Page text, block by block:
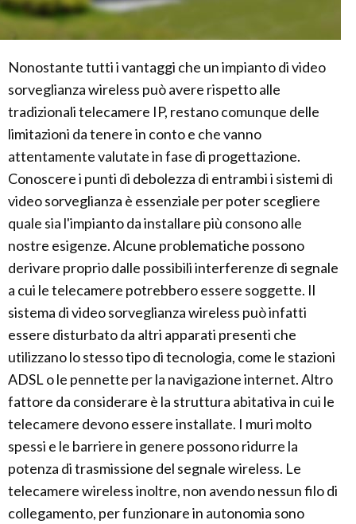
Nonostante tutti i vantaggi che un impianto di video
sorveglianza wireless può avere rispetto alle
tradizionali telecamere IP, restano comunque delle
limitazioni da tenere in conto e che vanno
attentamente valutate in fase di progettazione.
Conoscere i punti di debolezza di entrambi i sistemi di
video sorveglianza è essenziale per poter scegliere
quale sia l'impianto da installare più consono alle
nostre esigenze. Alcune problematiche possono
derivare proprio dalle possibili interferenze di segnale
a cui le telecamere potrebbero essere soggette. Il
sistema di video sorveglianza wireless può infatti
essere disturbato da altri apparati presenti che
utilizzano lo stesso tipo di tecnologia, come le stazioni
ADSL o le pennette per la navigazione internet. Altro
fattore da considerare è la struttura abitativa in cui le
telecamere devono essere installate. I muri molto
spessi e le barriere in genere possono ridurre la
potenza di trasmissione del segnale wireless. Le
telecamere wireless inoltre, non avendo nessun filo di
collegamento, per funzionare in autonomia sono